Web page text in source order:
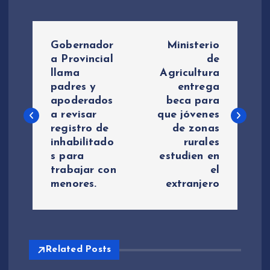
e
Gobernador
a Provincial
llama
padres y
apoderados
a revisar
registro de
inhabilitado
s para
trabajar con
menores.
Ministerio
de
Agricultura
entrega
beca para
que jóvenes
de zonas
rurales
estudien en
el
extranjero
Related Posts